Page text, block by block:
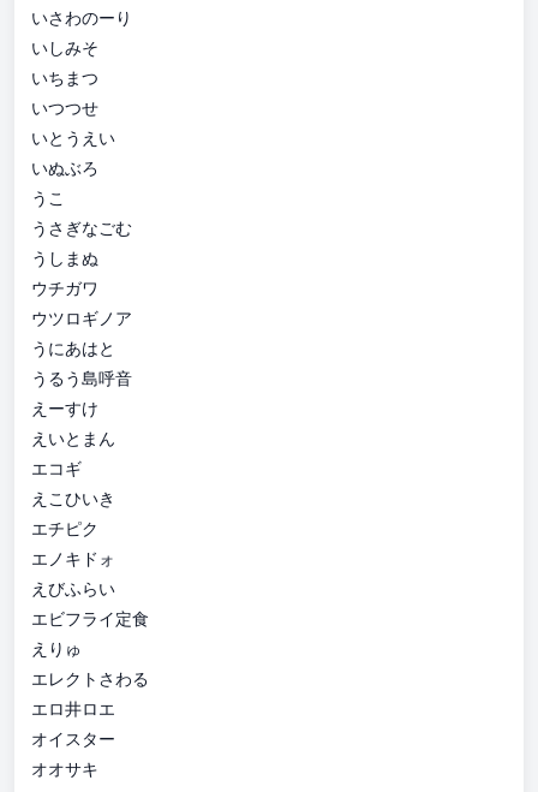
いさわのーり
いしみそ
いちまつ
いつつせ
いとうえい
いぬぶろ
うこ
うさぎなごむ
うしまぬ
ウチガワ
ウツロギノア
うにあはと
うるう島呼音
えーすけ
えいとまん
エコギ
えこひいき
エチピク
エノキドォ
えびふらい
エビフライ定食
えりゅ
エレクトさわる
エロ井ロエ
オイスター
オオサキ